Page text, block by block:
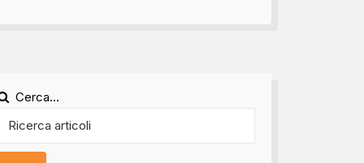
Cerca...